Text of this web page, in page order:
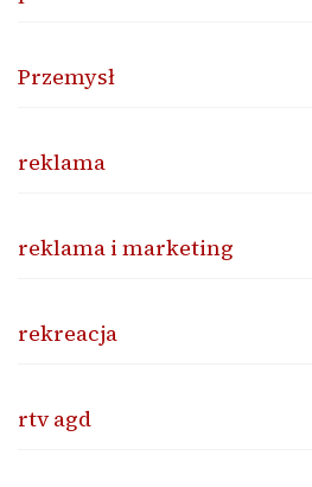
Przemysł
reklama
reklama i marketing
rekreacja
rtv agd